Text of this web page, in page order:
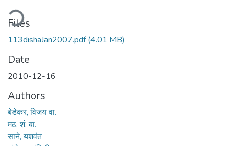
Files
113dishaJan2007.pdf(4.01 MB)
Date
2010-12-16
Authors
बेडेकर, विजय वा.
मठ, शं. बा.
साने, यशवंत